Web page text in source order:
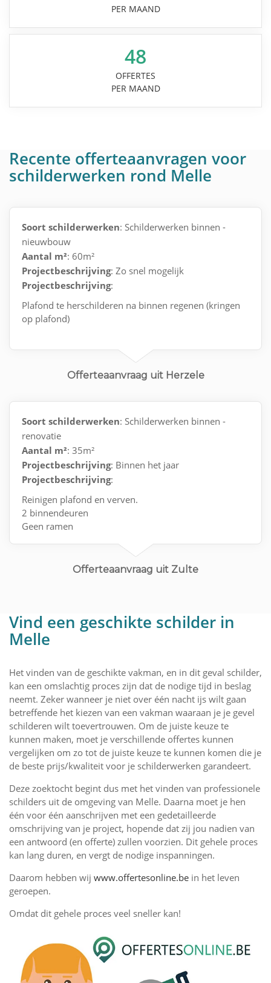
PER MAAND
48
OFFERTES
PER MAAND
Recente offerteaanvragen voor
schilderwerken rond Melle
Soort schilderwerken: Schilderwerken binnen -
nieuwbouw
Aantal m²: 60m²
Projectbeschrijving: Zo snel mogelijk
Projectbeschrijving:
Plafond te herschilderen na binnen regenen (kringen
op plafond)
Offerteaanvraag uit Herzele
Soort schilderwerken: Schilderwerken binnen -
renovatie
Aantal m²: 35m²
Projectbeschrijving: Binnen het jaar
Projectbeschrijving:
Reinigen plafond en verven.
2 binnendeuren
Geen ramen
Offerteaanvraag uit Zulte
Vind een geschikte schilder in
Melle
Het vinden van de geschikte vakman, en in dit geval schilder,
kan een omslachtig proces zijn dat de nodige tijd in beslag
neemt. Zeker wanneer je niet over één nacht ijs wilt gaan
betreffende het kiezen van een vakman waaraan je je gevel
schilderen wilt toevertrouwen. Om de juiste keuze te
kunnen maken, moet je verschillende offertes kunnen
vergelijken om zo tot de juiste keuze te kunnen komen die je
de beste prijs/kwaliteit voor je schilderwerken garandeert.
Deze zoektocht begint dus met het vinden van professionele
schilders uit de omgeving van Melle. Daarna moet je hen
één voor één aanschrijven met een gedetailleerde
omschrijving van je project, hopende dat zij jou nadien van
een antwoord (en offerte) zullen voorzien. Dit gehele proces
kan lang duren, en vergt de nodige inspanningen.
Daarom hebben wij www.offertesonline.be in het leven
geroepen.
Omdat dit gehele proces veel sneller kan!